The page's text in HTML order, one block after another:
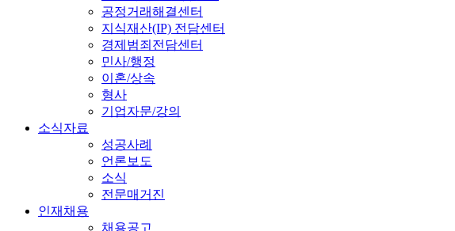
공정거래해결센터
지식재산(IP) 전담센터
경제범죄전담센터
민사/행정
이혼/상속
형사
기업자문/강의
소식자료
성공사례
언론보도
소식
전문매거진
인재채용
채용공고